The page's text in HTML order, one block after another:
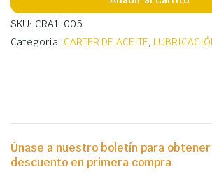
SKU: CRA1-005
Categoría: CARTER DE ACEITE,
Únase a nuestro boletín para
descuento en primera compra